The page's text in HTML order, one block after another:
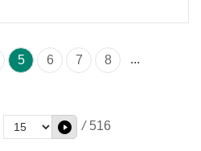
5 6 7 8
...
/ 516